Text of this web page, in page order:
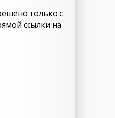
только с
ссылки на